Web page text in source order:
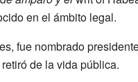
en el ámbito legal.
fue nombrado
de la vida pública.